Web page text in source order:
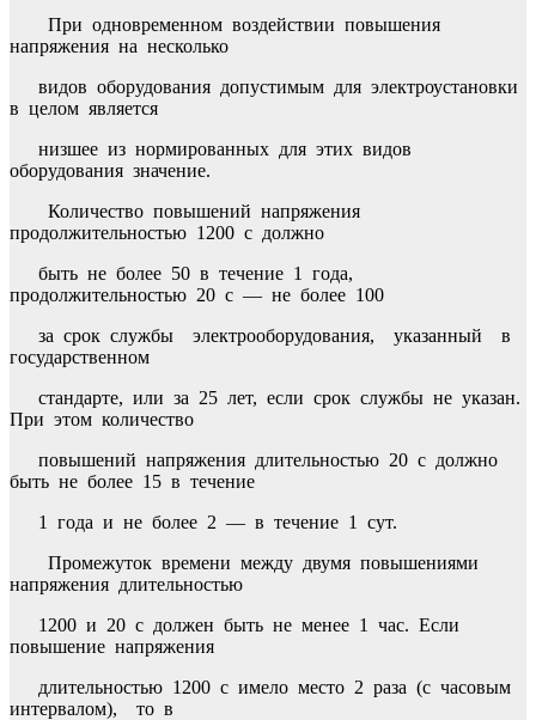
При одновременном воздействии повышения
напряжения на несколько
видов оборудования допустимым для электроустановки
в целом является
низшее из нормированных для этих видов
оборудования значение.
Количество повышений напряжения
продолжительностью 1200 с должно
быть не более 50 в течение 1 года,
продолжительностью 20 с — не более 100
за срок службы электрооборудования, указанный в
государственном
стандарте, или за 25 лет, если срок службы не указан.
При этом количество
повышений напряжения длительностью 20 с должно
быть не более 15 в течение
1 года и не более 2 — в течение 1 сут.
Промежуток времени между двумя повышениями
напряжения длительностью
1200 и 20 с должен быть не менее 1 час. Если
повышение напряжения
длительностью 1200 с имело место 2 раза (с часовым
интервалом), то в